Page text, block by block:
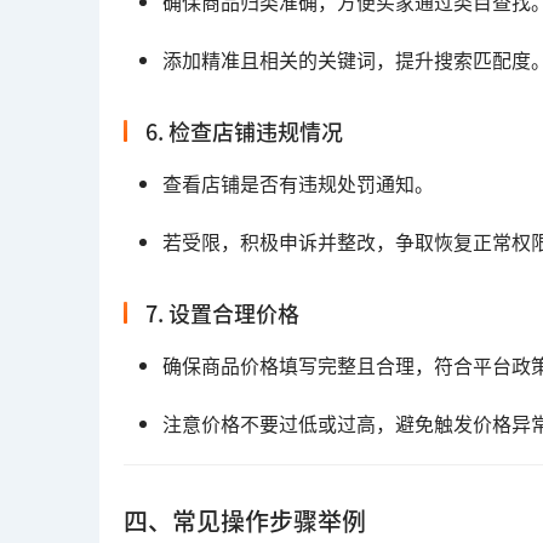
添加精准且相关的关键词，提升搜索匹配度。
6. 检查店铺违规情况
查看店铺是否有违规处罚通知。
若受限，积极申诉并整改，争取恢复正常权
7. 设置合理价格
确保商品价格填写完整且合理，符合平台政
注意价格不要过低或过高，避免触发价格异
四、常见操作步骤举例